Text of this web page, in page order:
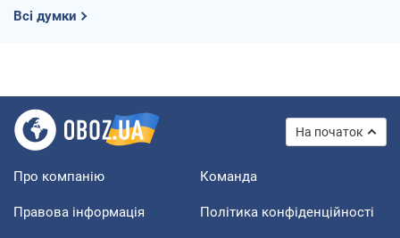
Всі думки
На початок
Про компанію Команда
Правова інформація Політика конфіденційності